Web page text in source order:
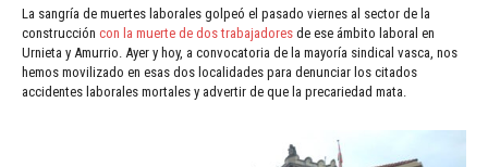
La sangría de muertes laborales golpeó el pasado viernes al sector de la
construcción con la muerte de dos trabajadores de ese ámbito laboral en
Urnieta y Amurrio. Ayer y hoy, a convocatoria de la mayoría sindical vasca, nos
hemos movilizado en esas dos localidades para denunciar los citados
accidentes laborales mortales y advertir de que la precariedad mata.